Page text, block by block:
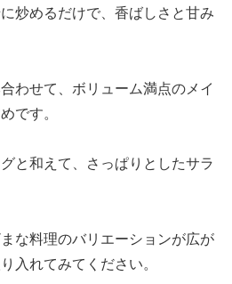
炒めるだけで、香ばしさと甘み
わせて、ボリューム満点のメイ
です。
と和えて、さっぱりとしたサラ
な料理のバリエーションが広が
入れてみてください。